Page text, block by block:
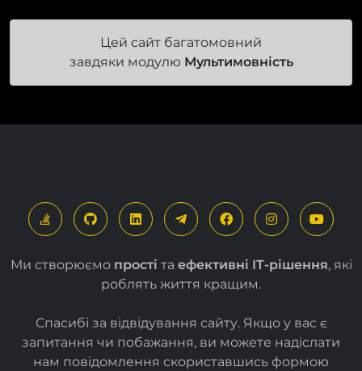
Цей сайт багатомовний
завдяки модулю Мультимовність
Ми створюємо прості та ефективні ІТ-рішення, які
роблять життя кращим.
Спасибі за відвідування сайту. Якщо у вас є
запитання чи побажання, ви можете надіслати
нам повідомлення скориставшись формою